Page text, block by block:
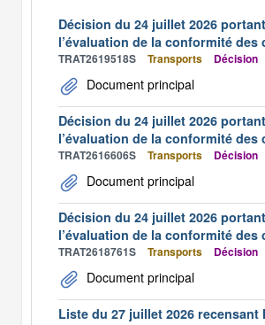
Décision du 24 juillet 2026
l’évaluation de la conformité
TRAT2619518S Transports Décision
Document principal
Décision du 24 juillet 2026
l’évaluation de la conformité
TRAT2616606S Transports Décision
Document principal
Décision du 24 juillet 2026
l’évaluation de la conformité
TRAT2618761S Transports Décision
Document principal
Liste du 27 juillet 2026